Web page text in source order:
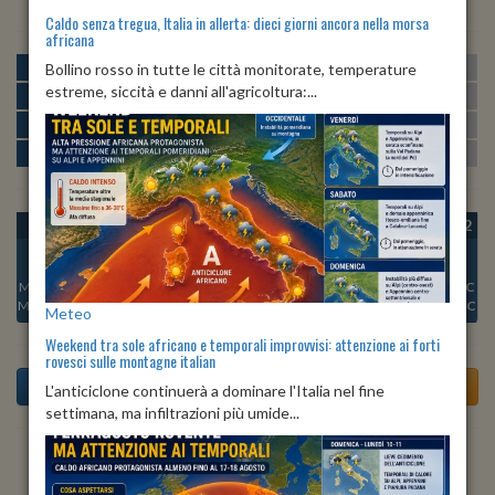
MATTINA min:23º max:28º U:60%
POMERIGGIO min:29º max:32º
SERA min: 28º max:34º U:68%-75%
NOTTE min:24º max:26º U:77%
OGGI
Min:
28°C
Max:32°C
VEN 07
Min:
26°C
Max:32°C
SAB 08
Min:25°C
Max:31°C
DOM 09
Min:26°C
Max:32°C
LUN 10
Min:
28°C
Max:34°C
MAR 11
Min:27°C
Max:34°C
MER 12
Min:
26°C
Max:32°C
Previsioni del Tempo a Arena Po tra 4 giorni
Caldo senza tregua, Italia in allerta: dieci giorni ancora nella morsa
africana
Bollino rosso in tutte le città monitorate, temperature
estreme, siccità e danni all'agricoltura:...
Meteo
Weekend tra sole africano e temporali improvvisi: attenzione ai forti
rovesci sulle montagne italian
L'anticiclone continuerà a dominare l'Italia nel fine
settimana, ma infiltrazioni più umide...